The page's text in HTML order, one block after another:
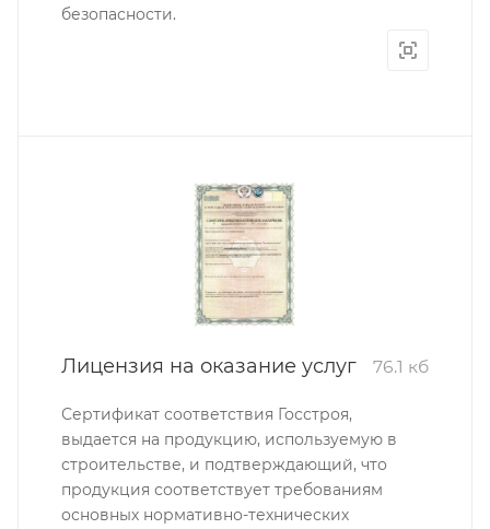
безопасности.
Лицензия на оказание услуг 76.1 кб
Сертификат соответствия Госстроя,
выдается на продукцию, используемую в
строительстве, и подтверждающий, что
продукция соответствует требованиям
основных нормативно-технических